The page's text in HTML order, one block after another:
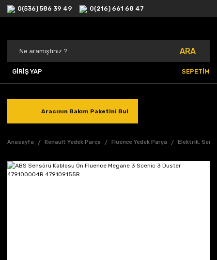
0(536) 586 39 49 0(216) 661 68 47
ARA
GİRİŞ YAP SEPETİM
Aracının Bakım Paketini Bul
Anasayfa Renault Yedek Parça Fluence Yedek Parça Elektrik,